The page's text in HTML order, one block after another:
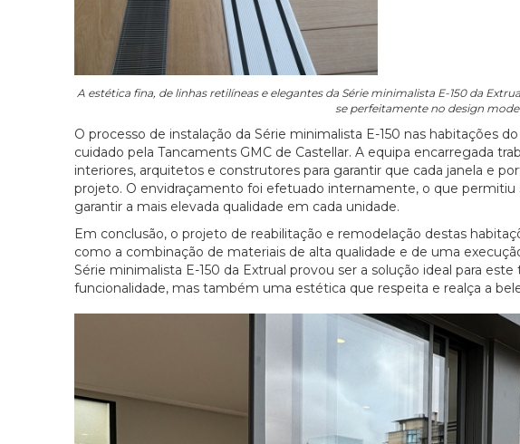
A estética fina, de linhas retilíneas e elegantes da Série minimalista E-150 da
se perfeitamente no design
O processo de instalação da Série minimalista E-150 nas habitações
cuidado pela Tancaments GMC de Castellar. A equipa encarregada
interiores, arquitetos e construtores para garantir que cada janela e
projeto. O envidraçamento foi efetuado internamente, o que
garantir a mais elevada qualidade em cada unidade.
Em conclusão, o projeto de reabilitação e remodelação destas
como a combinação de materiais de alta qualidade e de uma
Série minimalista E-150 da Extrual provou ser a solução ideal para
funcionalidade, mas também uma estética que respeita e realça a